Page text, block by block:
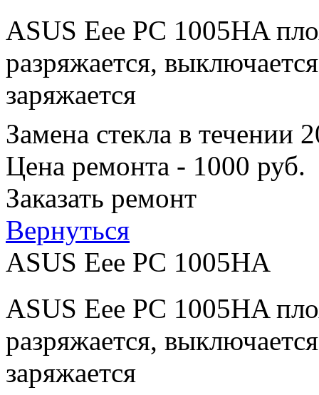
ASUS Eee PC 1005HA
разряжается,
заряжается
Замена стекла в течении
Цена ремонта - 1000 руб.
Заказать ремонт
Вернуться
ASUS Eee PC 1005HA
ASUS Eee PC 1005HA
разряжается,
заряжается